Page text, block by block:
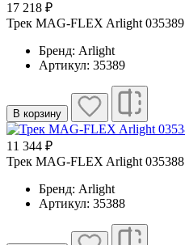
17 218 ₽
Трек MAG-FLEX Arlight 035389
Бренд: Arlight
Артикул: 35389
В корзину
11 344 ₽
Трек MAG-FLEX Arlight 035388
Бренд: Arlight
Артикул: 35388